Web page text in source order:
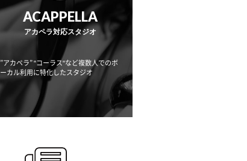
ACAPPELLA
アカペラ対応スタジオ
”アカペラ” "コーラス"など複数人でのボ
ーカル利用に特化したスタジオ